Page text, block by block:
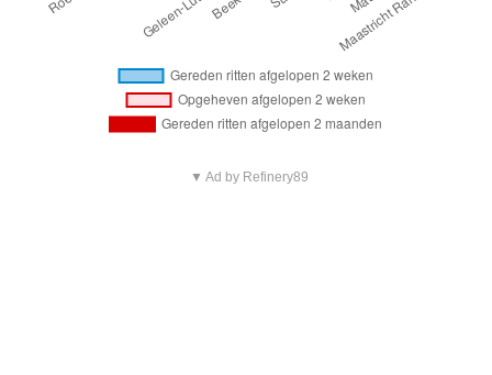
▼ Ad by Refinery89